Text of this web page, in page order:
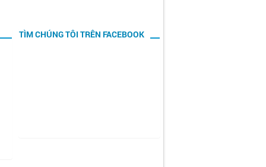
TÌM CHÚNG TÔI TRÊN FACEBOOK